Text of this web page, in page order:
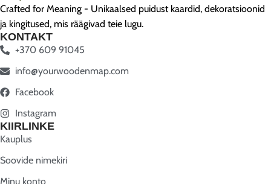
Crafted for Meaning - Unikaalsed puidust kaardid, dekoratsioonid
ja kingitused, mis räägivad teie lugu.
KONTAKT
+370 609 91045
info@yourwoodenmap.com
Facebook
Instagram
KIIRLINKE
Kauplus
Soovide nimekiri
Minu konto